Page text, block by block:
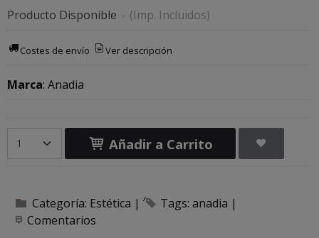
Producto Disponible - (Imp. Incluidos)
Costes de envío Ver descripción
Marca: Anadia
Añadir a Carrito
Categoría: Estética | Tags: anadia |
Comentarios